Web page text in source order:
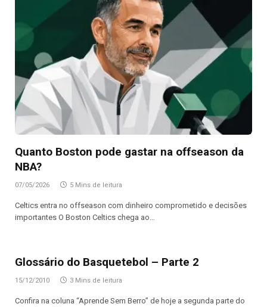
Quanto Boston pode gastar na offseason da
NBA?
07/05/2026 5 Mins de leitura
Celtics entra no offseason com dinheiro comprometido e decisões
importantes O Boston Celtics chega ao…
Glossário do Basquetebol – Parte 2
15/12/2010 3 Mins de leitura
Confira na coluna “Aprende Sem Berro” de hoje a segunda parte do